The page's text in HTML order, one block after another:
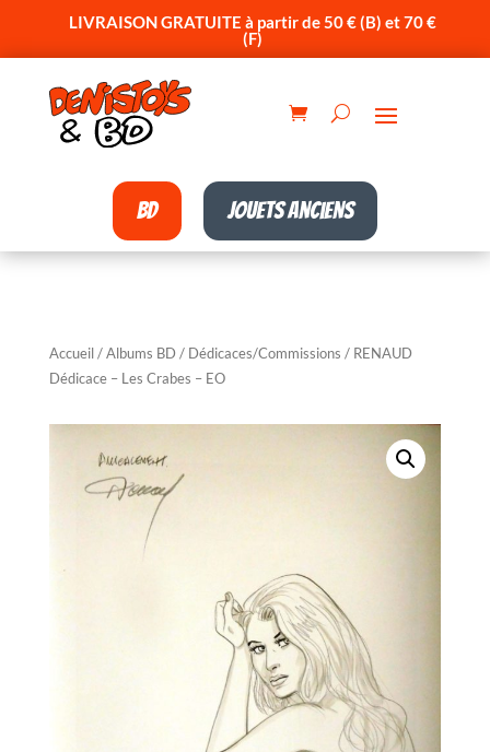
LIVRAISON GRATUITE à partir de 50 € (B) et 70 €
(F)
BD Jouets anciens
Accueil/Albums BD / Dédicaces/Commissions / RENAUD
Dédicace – Les Crabes – EO